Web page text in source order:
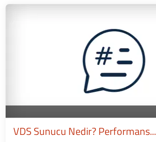
VDS Sunucu Nedir? Performans...